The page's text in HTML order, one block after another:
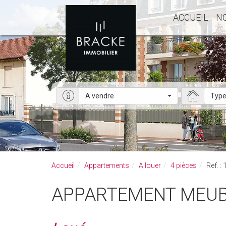
ACCUEIL
A vendre
Accueil Appartements A louer 4 pièces Ref. :
APPARTEMENT